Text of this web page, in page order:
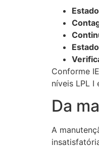
Conforme
níveis LPL I
Da
A